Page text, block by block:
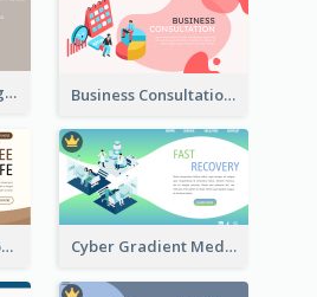
Simple Zoo Landing Page For More Details Business Consultation Isometric Diagram
Vintage Cafe Membership Registration Page With Isometric Graphics Cyber Gradient Medical Appointment Banner With Isometric Diagram